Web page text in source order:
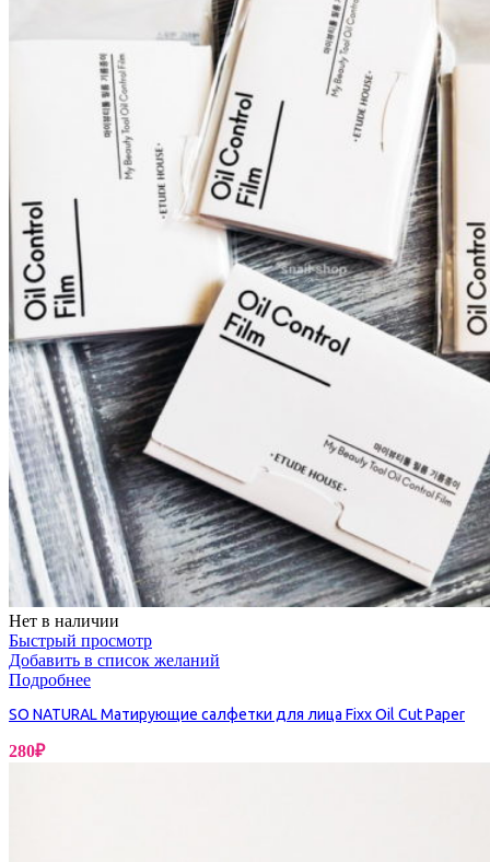
Нет в наличии
Быстрый просмотр
Добавить в список желаний
Подробнее
SO NATURAL Матирующие салфетки для лица Fixx Oil Cut Paper
280₽